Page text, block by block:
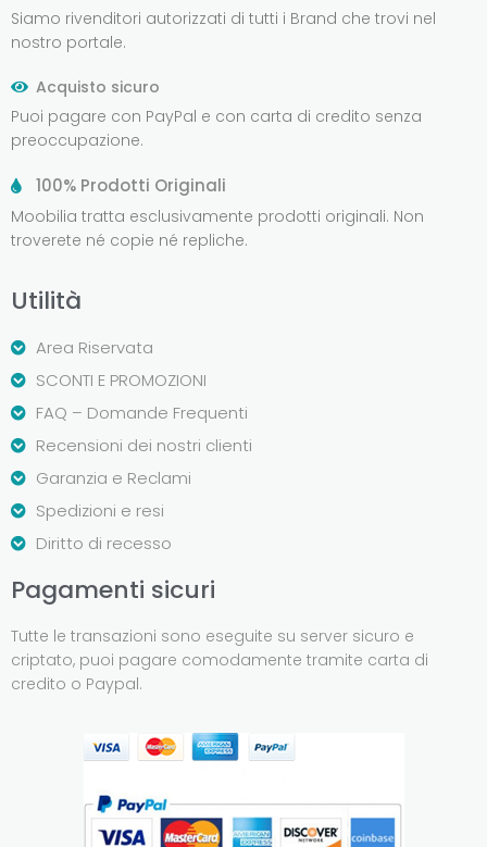
Siamo rivenditori autorizzati di tutti i Brand che trovi nel
nostro portale.
Acquisto sicuro
Puoi pagare con PayPal e con carta di credito senza
preoccupazione.
100% Prodotti Originali
Moobilia tratta esclusivamente prodotti originali. Non
troverete né copie né repliche.
Utilità
Area Riservata
SCONTI E PROMOZIONI
FAQ – Domande Frequenti
Recensioni dei nostri clienti
Garanzia e Reclami
Spedizioni e resi
Diritto di recesso
Pagamenti sicuri
Tutte le transazioni sono eseguite su server sicuro e
criptato, puoi pagare comodamente tramite carta di
credito o Paypal.